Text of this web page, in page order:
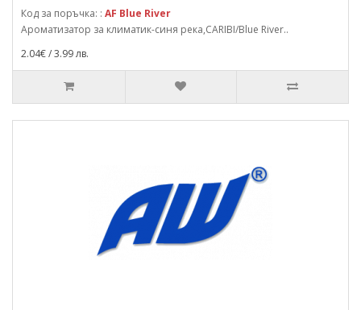
Код за поръчка: : AF Blue River
Ароматизатор за климатик-синя река,CARIBI/Blue River..
2.04€ / 3.99 лв.